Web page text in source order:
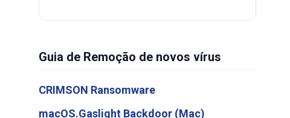
Guia de Remoção de novos vírus
CRIMSON Ransomware
macOS.Gaslight Backdoor (Mac)